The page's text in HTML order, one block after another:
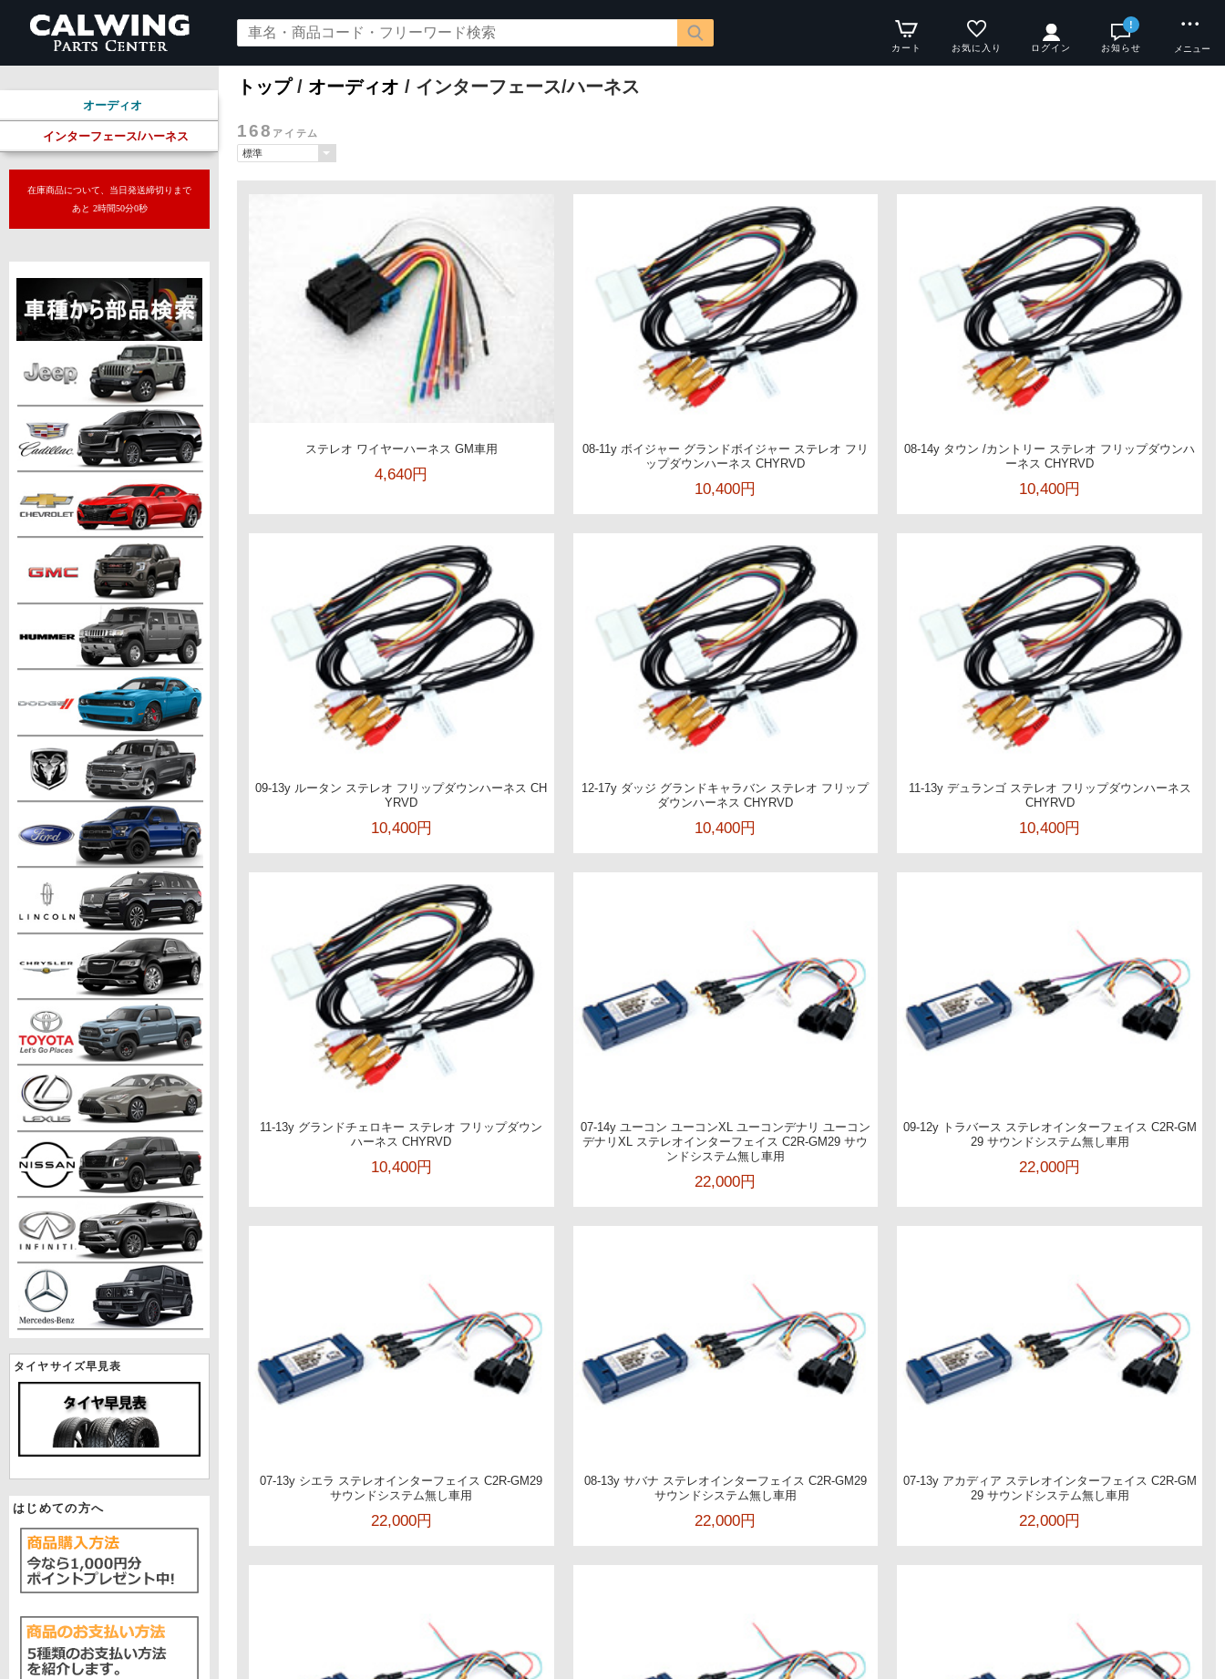
カート お気に入り ログイン
!
お知らせ メニュー
オーディオ
インターフェース/ハーネス
在庫商品について、当日発送締切りまで
あと 2時間49分58秒
タイヤサイズ早見表
はじめての方へ
トップ/ オーディオ / インターフェース/ハーネス
168 アイテム
ステレオ ワイヤーハーネス GM車用
4,640円
08-11y ボイジャー グランドボイジャー ステレオ フリ
ップダウンハーネス CHYRVD
10,400円
08-14y タウン /カントリー ステレオ フリップダウンハ
ーネス CHYRVD
10,400円
09-13y ルータン ステレオ フリップダウンハーネス CH
YRVD
10,400円
12-17y ダッジ グランドキャラバン ステレオ フリップ
ダウンハーネス CHYRVD
10,400円
11-13y デュランゴ ステレオ フリップダウンハーネス
CHYRVD
10,400円
11-13y グランドチェロキー ステレオ フリップダウン
ハーネス CHYRVD
10,400円
07-14y ユーコン ユーコンXL ユーコンデナリ ユーコン
デナリXL ステレオインターフェイス C2R-GM29 サウ
ンドシステム無し車用
22,000円
09-12y トラバース ステレオインターフェイス C2R-GM
29 サウンドシステム無し車用
22,000円
07-13y シエラ ステレオインターフェイス C2R-GM29
サウンドシステム無し車用
22,000円
08-13y サバナ ステレオインターフェイス C2R-GM29
サウンドシステム無し車用
22,000円
07-13y アカディア ステレオインターフェイス C2R-GM
29 サウンドシステム無し車用
22,000円